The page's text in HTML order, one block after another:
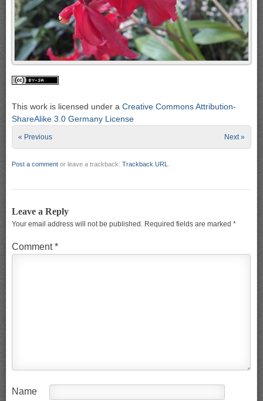
This work is licensed under a Creative Commons Attribution-
ShareAlike 3.0 Germany License
« Previous Next »
Post a comment or leave a trackback: Trackback URL
Leave a Reply
Your email address will not be published. Required fields are marked *
Comment*
Name